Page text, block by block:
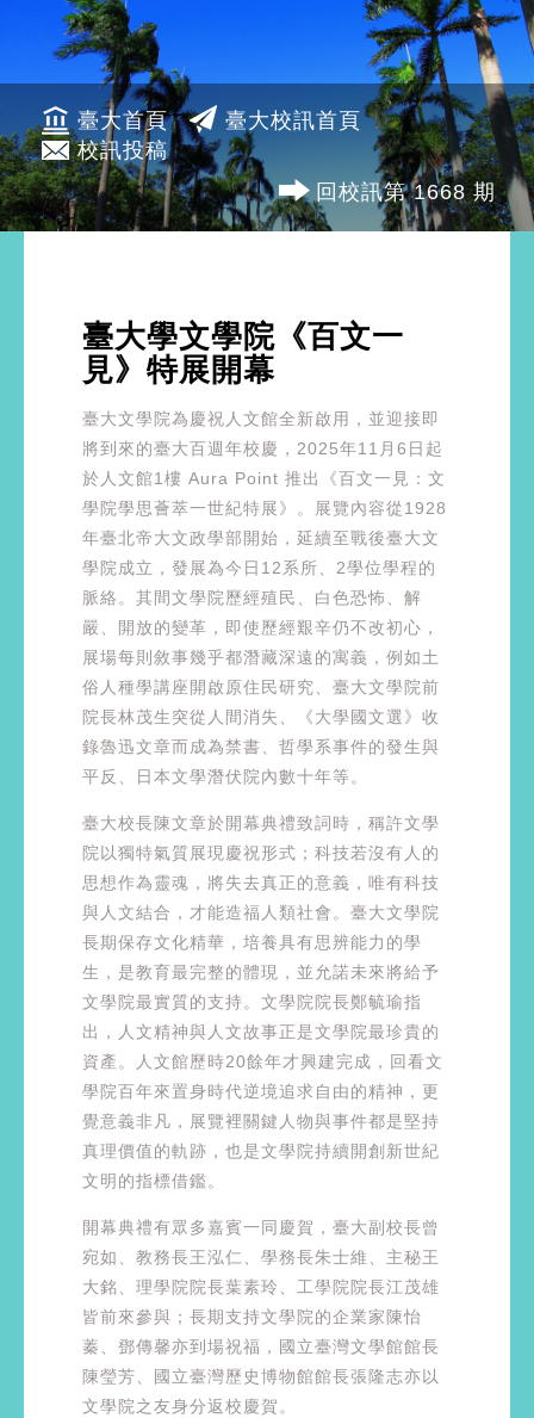
臺大首頁
臺大校訊首頁
校訊投稿
回校訊第 1668 期
臺大學文學院《百文一
見》特展開幕
臺大文學院為慶祝人文館全新啟用，並迎接即
將到來的臺大百週年校慶，2025年11月6日起
於人文館1樓 Aura Point 推出《百文一見：文
學院學思薈萃一世紀特展》。展覽內容從1928
年臺北帝大文政學部開始，延續至戰後臺大文
學院成立，發展為今日12系所、2學位學程的
脈絡。其間文學院歷經殖民、白色恐怖、解
嚴、開放的變革，即使歷經艱辛仍不改初心，
展場每則敘事幾乎都潛藏深遠的寓義，例如土
俗人種學講座開啟原住民研究、臺大文學院前
院長林茂生突從人間消失、《大學國文選》收
錄魯迅文章而成為禁書、哲學系事件的發生與
平反、日本文學潛伏院內數十年等。
臺大校長陳文章於開幕典禮致詞時，稱許文學
院以獨特氣質展現慶祝形式；科技若沒有人的
思想作為靈魂，將失去真正的意義，唯有科技
與人文結合，才能造福人類社會。臺大文學院
長期保存文化精華，培養具有思辨能力的學
生，是教育最完整的體現，並允諾未來將給予
文學院最實質的支持。文學院院長鄭毓瑜指
出，人文精神與人文故事正是文學院最珍貴的
資產。人文館歷時20餘年才興建完成，回看文
學院百年來置身時代逆境追求自由的精神，更
覺意義非凡，展覽裡關鍵人物與事件都是堅持
真理價值的軌跡，也是文學院持續開創新世紀
文明的指標借鑑。
開幕典禮有眾多嘉賓一同慶賀，臺大副校長曾
宛如、教務長王泓仁、學務長朱士維、主秘王
大銘、理學院院長葉素玲、工學院院長江茂雄
皆前來參與；長期支持文學院的企業家陳怡
蓁、鄧傳馨亦到場祝福，國立臺灣文學館館長
陳瑩芳、國立臺灣歷史博物館館長張隆志亦以
文學院之友身分返校慶賀。